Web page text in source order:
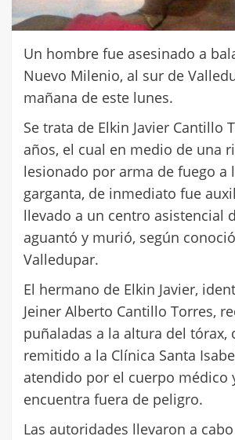
Un hombre fue asesinado a
Nuevo Milenio, al sur de
mañana de este lunes.
Se trata de Elkin Javier Cantillo
años, el cual en medio de una
lesionado por arma de fuego a
garganta, de inmediato fue
llevado a un centro asistencial
aguantó y murió, según
Valledupar.
El hermano de Elkin Javier,
Jeiner Alberto Cantillo Torres,
puñaladas a la altura del tórax,
remitido a la Clínica Santa
atendido por el cuerpo médico
encuentra fuera de peligro.
Las autoridades llevaron a